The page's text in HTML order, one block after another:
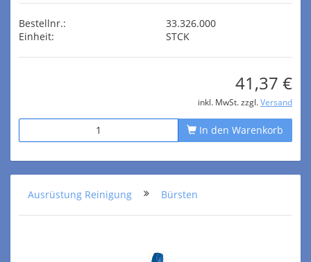
Bestellnr.:
33.326.000
Einheit:
STCK
41,37 €
inkl. MwSt. zzgl. Versand
In den Warenkorb
Ausrüstung Reinigung Bürsten